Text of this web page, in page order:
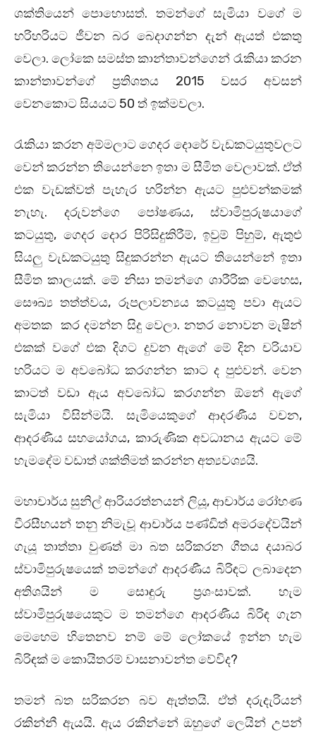
ශක්තියෙන් පොහොසත්. තමන්ගේ සැමියා වගේ ම
හරිහරියට ජීවන බර බෙදාගන්න දැන් ඇයත් එකතු
වෙලා. ලෝකෙ සමස්ත කාන්තාවන්ගෙන් රැකියා කරන
කාන්තාවන්ගේ ප්‍රතිශතය 2015 වසර අවසන්
වෙනකොට සියයට 50 ත් ඉක්මවලා.
රැකියා කරන අම්මලාට ගෙදර දොරේ වැඩකටයුතුවලට
වෙන් කරන්න තියෙන්නෙ ඉතා ම සීමිත වෙලාවක්. ඒත්
එක වැඩක්වත් පැහැර හරින්න ඇයට පුළුවන්කමක්
නැහැ. දරුවන්ගෙ පෝෂණය, ස්වාමිපුරුෂයාගේ
කටයුතු, ගෙදර දොර පිරිසිදුකිරීම්, ඉවුම් පිහුම්, ඇතුළු
සියලු වැඩකටයුතු සිදුකරන්න ඇයට තියෙන්නේ ඉතා
සීමිත කාලයක්. මේ නිසා තමන්ගෙ ශාරීරික වෙහෙස,
සෞඛ්‍ය තත්ත්වය, රූපලාවන්‍යය කටයුතු පවා ඇයට
අමතක කර දමන්න සිදු වෙලා. නතර නොවන මැෂින්
එකක් වගේ එක දිගට දුවන ඇගේ මේ දින චරියාව
හරියට ම අවබෝධ කරගන්න කාට ද පුළුවන්. වෙන
කාටත් වඩා ඇය අවබෝධ කරගන්න ඕනේ ඇගේ
සැමියා විසින්මයි. සැමියෙකුගේ ආදරණීය වචන,
ආදරණීය සහයෝගය, කාරුණික අව‍ධානය ඇයට මේ
හැමදේම වඩාත් ශක්තිමත් කරන්න අත්‍යවශ්‍යයි.
මහාචාර්ය සුනිල් ආරියරත්නයන් ලියූ, ආචාර්ය රෝහණ
වීරසීහයන් තනු නිමැවූ ආචාර්ය පණ්ඩිත් අම‍රදේවයින්
ගැයූ තාත්තා වුණත් මා බත සරිකරන ගීතය දයාබර
ස්වාමිපුරුෂයෙක් තමන්ගේ ආදරණීය බිරිඳට ලබාදෙන
අතිශයින් ම සොඳුරු ප්‍රශංසාවක්. හැම
ස්වාමිපුරුෂයෙකුට ම තමන්ගෙ ආදරණීය බිරිඳ ගැන
මෙහෙම හි‍තෙනව නම් මේ ලෝකයේ ඉන්න හැම
බිරිඳක් ම කොයිතරම් වාසනාවන්ත වේවිද?
තමන් බත සරිකරන බව ඇත්තයි. ඒත් දරුදැරියන්
රකින්නී ඇයයි. ඇය රකින්නේ ඔහුගේ ලෙයින් උපන්